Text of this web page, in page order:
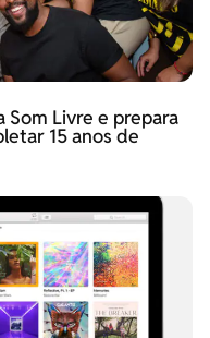
Som Livre e prepara
15 anos de